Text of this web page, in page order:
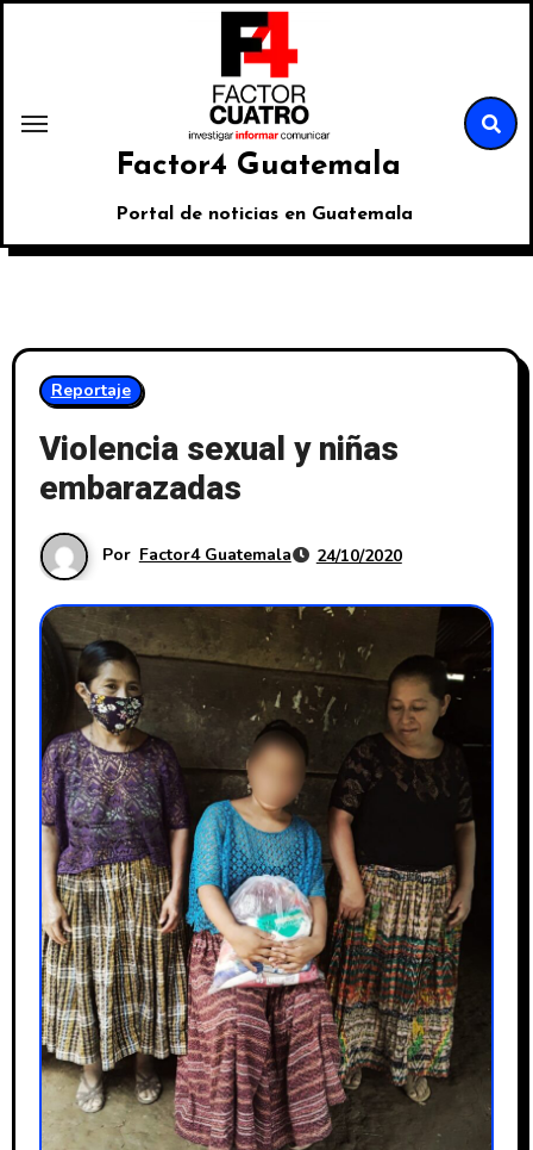
Factor4 Guatemala
Portal de noticias en Guatemala
Reportaje
Violencia sexual y niñas
embarazadas
Por Factor4 Guatemala 24/10/2020